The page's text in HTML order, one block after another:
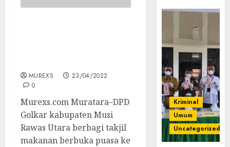
MUREXS
23/04/2022
0
Murexs.com Muratara–DPD
Golkar kabupaten Musi
Rawas Utara berbagi takjil
makanan berbuka puasa ke
Kriminal
Umum
Uncategorized